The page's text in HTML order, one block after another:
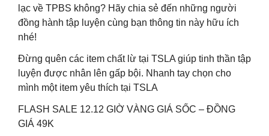
lạc về TPBS không? Hãy chia sẻ đến những người
đồng hành tập luyện cùng bạn thông tin này hữu ích
nhé!
Đừng quên các item chất lừ tại TSLA giúp tinh thần tập
luyện được nhân lên gấp bội. Nhanh tay chọn cho
mình một item yêu thích tại TSLA
FLASH SALE 12.12 GIỜ VÀNG GIÁ SỐC – ĐỒNG
GIÁ 49K